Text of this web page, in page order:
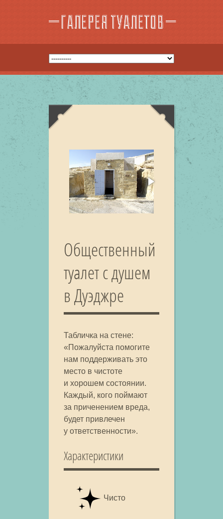
Общественный
туалет с душем
в Дуэджре
Табличка на стене:
«Пожалуйста помогите
нам поддерживать это
место в чистоте
и хорошем состоянии.
Каждый, кого поймают
за приченением вреда,
будет привлечен
у ответственности».
Характеристики
Чисто